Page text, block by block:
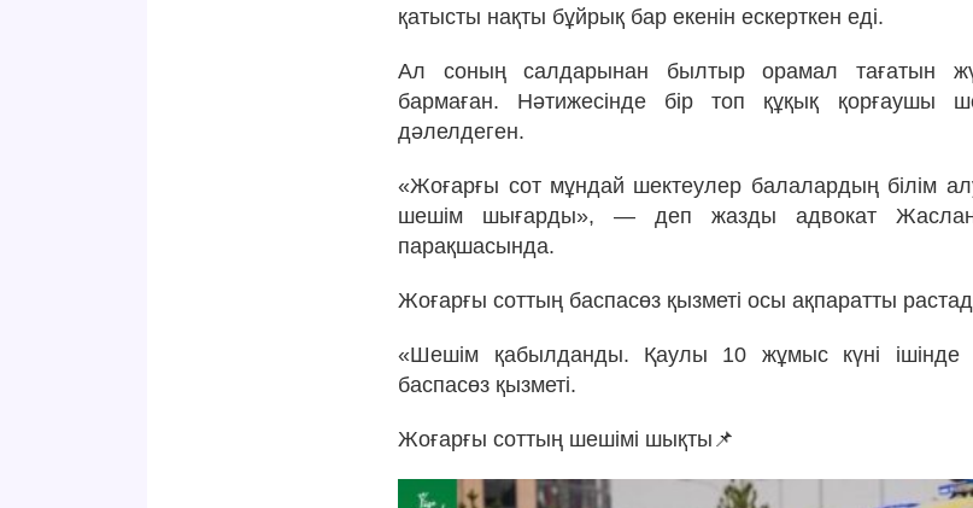
қатысты нақты бұйрық бар екенін ескерткен еді.
Ал соның салдарынан былтыр орамал тағатын
бармаған. Нәтижесінде бір топ құқық қорғаушы
дәлелдеген.
«Жоғарғы сот мұндай шектеулер балалардың білім
шешім шығарды», — деп жазды адвокат Жаслан
парақшасында.
Жоғарғы соттың баспасөз қызметі осы ақпаратты
«Шешім қабылданды. Қаулы 10 жұмыс күні
баспасөз қызметі.
Жоғарғы соттың шешімі шықты📌